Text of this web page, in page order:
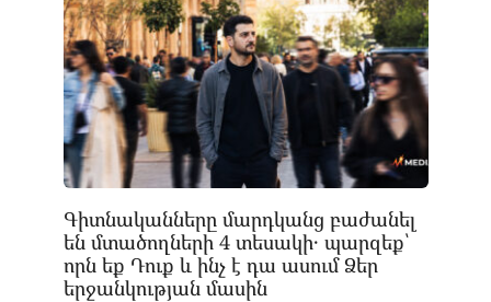
Գիտնականները մարդկանց բաժանել
են մտածողների 4 տեսակի․ պարզեք՝
որն եք Դուք և ինչ է դա ասում Ձեր
երջանկության մասին